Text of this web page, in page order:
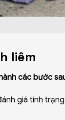
liêm
các bước
giá tình